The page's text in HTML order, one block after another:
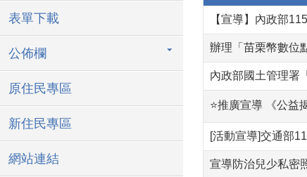
表單下載
公佈欄
原住民專區
新住民專區
網站連結
【宣導】內政部
辦理「苗栗幣數位
內政部國土管理署
⭐推廣宣導 《公益
[活動宣導]交通部
宣導防治兒少私密